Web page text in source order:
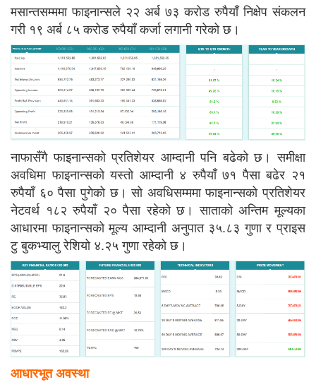
मसान्तसम्ममा फाइनान्सले २२ अर्ब ७३ करोड रुपैयाँ निक्षेप संकलन
गरी १९ अर्ब ८५ करोड रुपैयाँ कर्जा लगानी गरेको छ।
नाफासँगै फाइनान्सको प्रतिशेयर आम्दानी पनि बढेको छ। समीक्षा
अवधिमा फाइनान्सको यस्तो आम्दानी ४ रुपैयाँ ७१ पैसा बढेर २१
रुपैयाँ ६० पैसा पुगेको छ। सो अवधिसम्ममा फाइनान्सको प्रतिशेयर
नेटवर्थ १८२ रुपैयाँ २० पैसा रहेको छ। साताको अन्तिम मूल्यका
आधारमा फाइनान्सको मूल्य आम्दानी अनुपात ३५.८३ गुणा र प्राइस
टु बुकभ्यालु रेशियो ४.२५ गुणा रहेको छ।
आधारभूत अवस्था